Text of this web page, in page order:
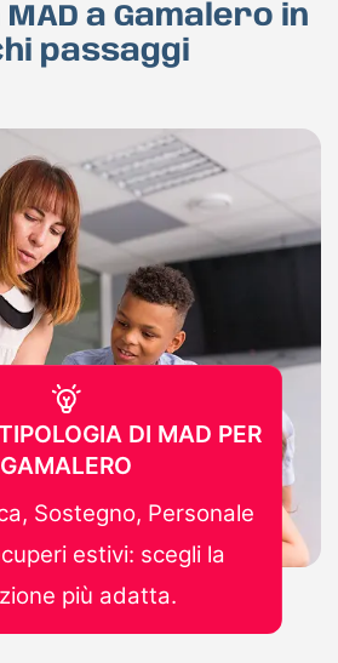
a Gamalero in
passaggi
DI MAD PER
GAMALERO
Sostegno, Personale
estivi: scegli la
più adatta.